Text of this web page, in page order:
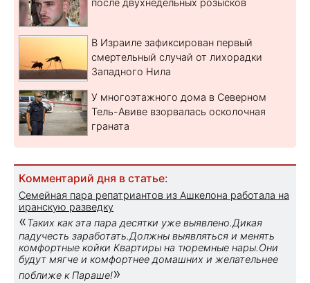
В Израиле зафиксирован первый
смертельный случай от лихорадки
Западного Нила
У многоэтажного дома в Северном
Тель-Авиве взорвалась осколочная
граната
Комментарий дня в статье:
Семейная пара репатриантов из Ашкелона работала на
иранскую разведку
«Таких как эта пара десятки уже выявлено.Дикая
падучесть заработать.Должны выявляться и менять
комфортные койки Квартиры на тюремные нары.Они
будут мягче и комфортнее домашних и желательнее
поближе к Параше!»